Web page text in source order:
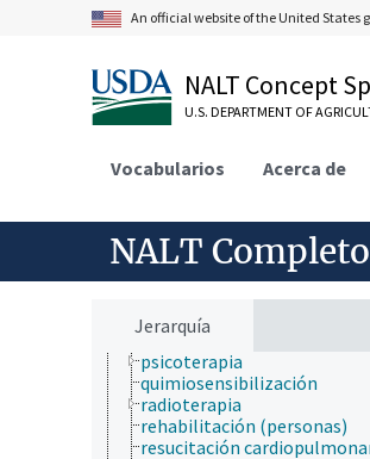
An official website of the United States
NALT Concept
U.S. DEPARTMENT OF
Vocabularios Acerca de
NALT Completo
Jerarquía
analgesia
cirugía
dosis
fagoterapia
hemodiálisis
masaje
medicina alternativa
medicina de precisión
plasmaféresis
primeros auxilios
psicoterapia
quimiosensibilización
radioterapia
rehabilitación (personas)
resucitación